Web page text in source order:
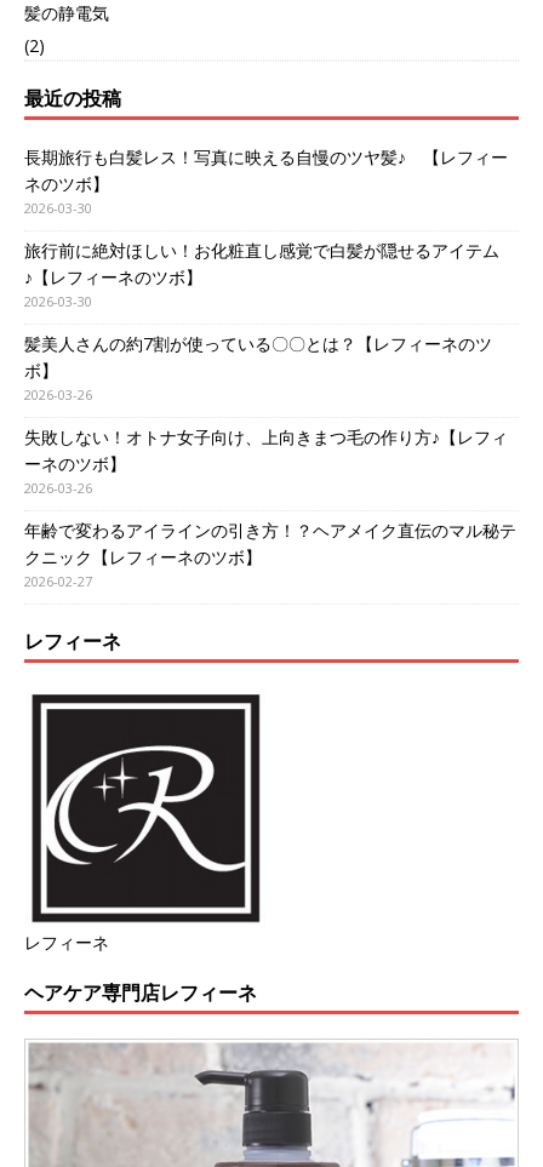
髪の静電気
(2)
最近の投稿
長期旅行も白髪レス！写真に映える自慢のツヤ髪♪ 【レフィー
ネのツボ】
2026-03-30
旅行前に絶対ほしい！お化粧直し感覚で白髪が隠せるアイテム
♪【レフィーネのツボ】
2026-03-30
髪美人さんの約7割が使っている〇〇とは？【レフィーネのツ
ボ】
2026-03-26
失敗しない！オトナ女子向け、上向きまつ毛の作り方♪【レフィ
ーネのツボ】
2026-03-26
年齢で変わるアイラインの引き方！？ヘアメイク直伝のマル秘テ
クニック【レフィーネのツボ】
2026-02-27
レフィーネ
レフィーネ
ヘアケア専門店レフィーネ